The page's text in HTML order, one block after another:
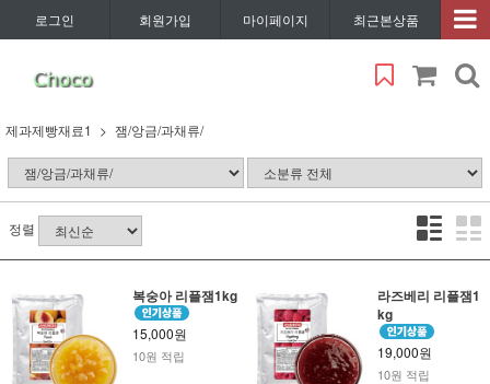
로그인 회원가입 마이페이지 최근본상품
제과제빵재료1 잼/앙금/과채류/
정렬
복숭아 리플잼1kg
15,000원
10원 적립
라즈베리 리플잼1
kg
19,000원
10원 적립